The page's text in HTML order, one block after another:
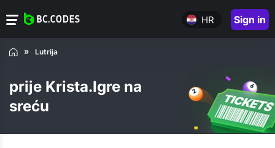
HR Sign in
Lutrija
prije Krista.Igre na
sreću